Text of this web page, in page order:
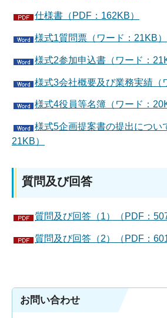
仕様書（PDF：162KB）
様式1質問票（ワード：21KB）
様式2参加申込書（ワード：
様式3会社概要及び業務実績（
様式4役員等名簿（ワード：
様式5企画提案書の提出につい
21KB）
質問及び回答
質問及び回答（1）（PDF：
質問及び回答（2）（PDF：
お問い合わせ